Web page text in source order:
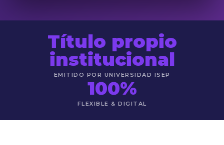
Título propio
institucional
EMITIDO POR UNIVERSIDAD ISEP
100%
FLEXIBLE & DIGITAL